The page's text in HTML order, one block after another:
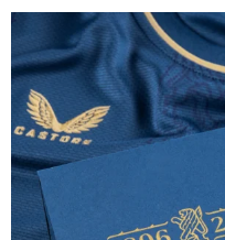
Happy
130